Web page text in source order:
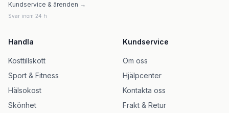
Kundservice & ärenden →
Svar inom 24 h
Handla
Kosttillskott
Sport & Fitness
Hälsokost
Skönhet
Kundservice
Om oss
Hjälpcenter
Kontakta oss
Frakt & Retur